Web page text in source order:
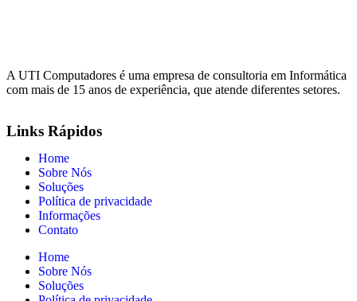
A UTI Computadores é uma empresa de consultoria em Informática
com mais de 15 anos de experiência, que atende diferentes setores.
Links Rápidos
Home
Sobre Nós
Soluções
Política de privacidade
Informações
Contato
Home
Sobre Nós
Soluções